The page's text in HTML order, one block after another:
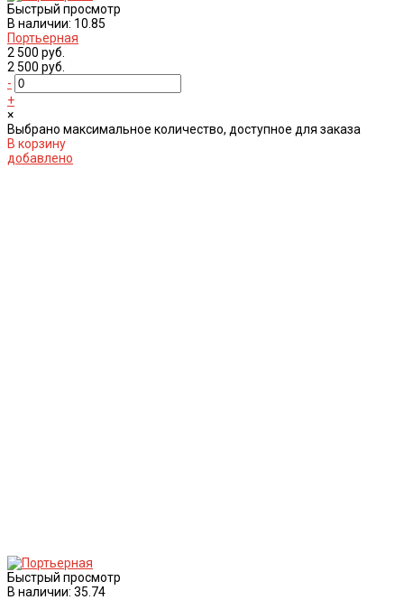
Быстрый просмотр
В наличии: 10.85
Портьерная
2 500 руб.
2 500 руб.
-
+
×
Выбрано максимальное количество, доступное для заказа
В корзину
добавлено
Быстрый просмотр
В наличии: 35.74